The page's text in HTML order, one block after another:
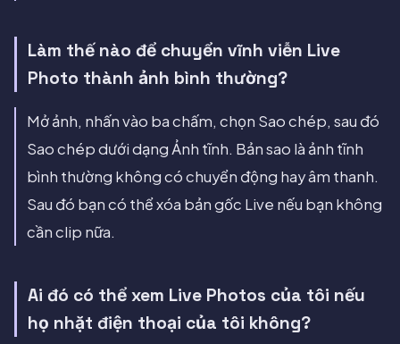
Làm thế nào để chuyển vĩnh viễn Live
Photo thành ảnh bình thường?
Mở ảnh, nhấn vào ba chấm, chọn Sao chép, sau đó
Sao chép dưới dạng Ảnh tĩnh. Bản sao là ảnh tĩnh
bình thường không có chuyển động hay âm thanh.
Sau đó bạn có thể xóa bản gốc Live nếu bạn không
cần clip nữa.
Ai đó có thể xem Live Photos của tôi nếu
họ nhặt điện thoại của tôi không?